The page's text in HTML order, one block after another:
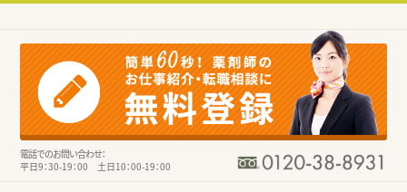
電話でのお問い合わせ：
平日9：30-19：00 土日10：00-19：00